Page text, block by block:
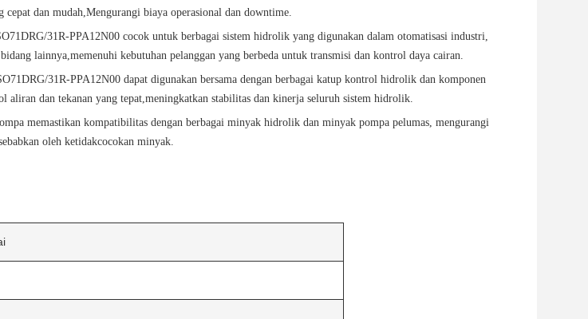
cepat dan mudah,Mengurangi biaya operasional dan downtime.
31R-PPA12N00 cocok untuk berbagai sistem hidrolik yang digunakan dalam otomatisasi industri,
lainnya,memenuhi kebutuhan pelanggan yang berbeda untuk transmisi dan kontrol daya cairan.
31R-PPA12N00 dapat digunakan bersama dengan berbagai katup kontrol hidrolik dan komponen
dan tekanan yang tepat,meningkatkan stabilitas dan kinerja seluruh sistem hidrolik.
memastikan kompatibilitas dengan berbagai minyak hidrolik dan minyak pompa pelumas, mengurangi
oleh ketidakcocokan minyak.